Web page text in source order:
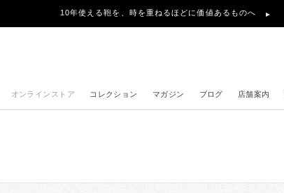
10年使える鞄を、時を重ねるほどに価値あるものへ
オンラインストア コレクション マガジン ブログ 店舗案内